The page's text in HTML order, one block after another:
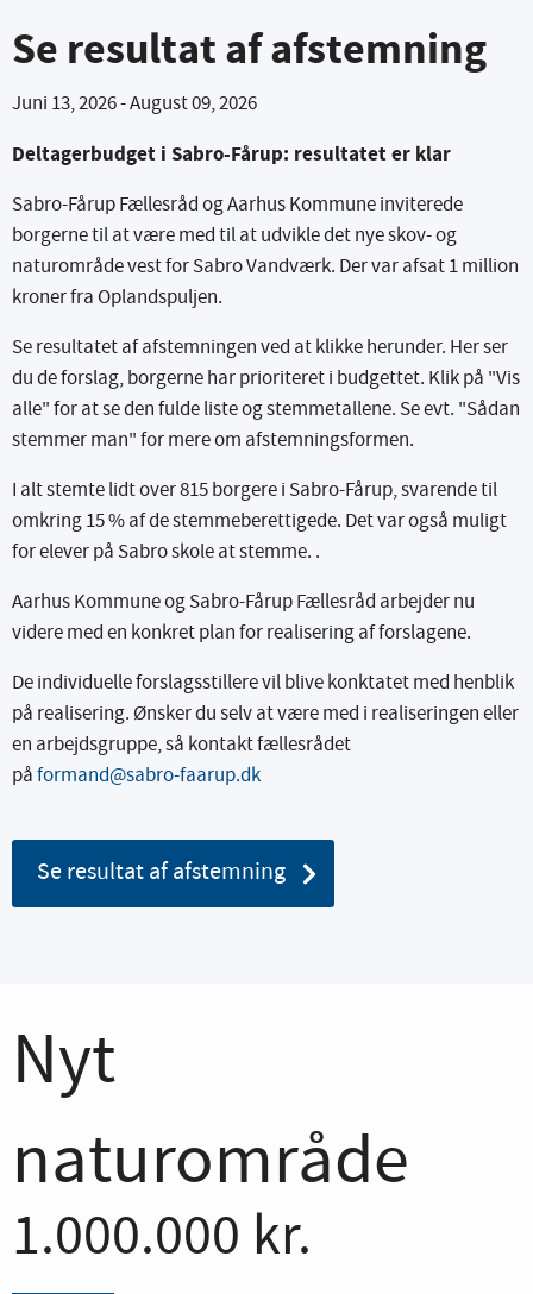
Se resultat af afstemning
Juni 13, 2026-August 09, 2026
Deltagerbudget i Sabro-Fårup: resultatet er klar
Sabro-Fårup Fællesråd og Aarhus Kommune inviterede
borgerne til at være med til at udvikle det nye skov- og
naturområde vest for Sabro Vandværk. Der var afsat 1 million
kroner fra Oplandspuljen.
Se resultatet af afstemningen ved at klikke herunder. Her ser
du de forslag, borgerne har prioriteret i budgettet. Klik på "Vis
alle" for at se den fulde liste og stemmetallene. Se evt. "Sådan
stemmer man" for mere om afstemningsformen.
I alt stemte lidt over 815 borgere i Sabro-Fårup, svarende til
omkring 15 % af de stemmeberettigede. Det var også muligt
for elever på Sabro skole at stemme. .
Aarhus Kommune og Sabro-Fårup Fællesråd arbejder nu
videre med en konkret plan for realisering af forslagene.
De individuelle forslagsstillere vil blive konktatet med henblik
på realisering. Ønsker du selv at være med i realiseringen eller
en arbejdsgruppe, så kontakt fællesrådet
påformand@sabro-faarup.dk
Se resultat af afstemning
Nyt
naturområde
1.000.000 kr.